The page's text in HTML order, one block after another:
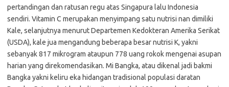
pertandingan dan ratusan regu atas Singapura lalu Indonesia
sendiri. Vitamin C merupakan menyimpang satu nutrisi nan dimiliki
Kale, selanjutnya menurut Departemen Kedokteran Amerika Serikat
(USDA), kale jua mengandung beberapa besar nutrisi K, yakni
sebanyak 817 mikrogram ataupun 778 uang rokok mengenai asupan
harian yang direkomendasikan. Mi Bangka, atau dikenal jadi bakmi
Bangka yakni keliru eka hidangan tradisional populasi daratan